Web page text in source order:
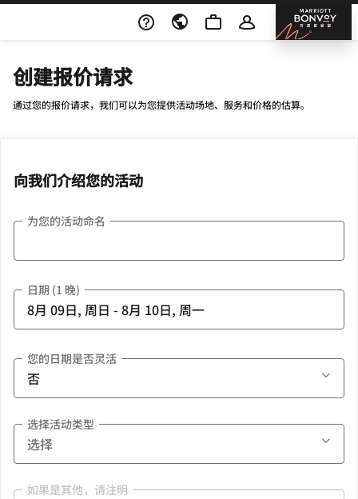
Skip To Content 邦
创建报价请求
通过您的报价请求，我们可以为您提供活动场地、服务和价格的估算。
向我们介绍您的活动
为您的活动命名
日期 (1 晚)
您的日期是否灵活
选择活动类型
如果是其他，请注明